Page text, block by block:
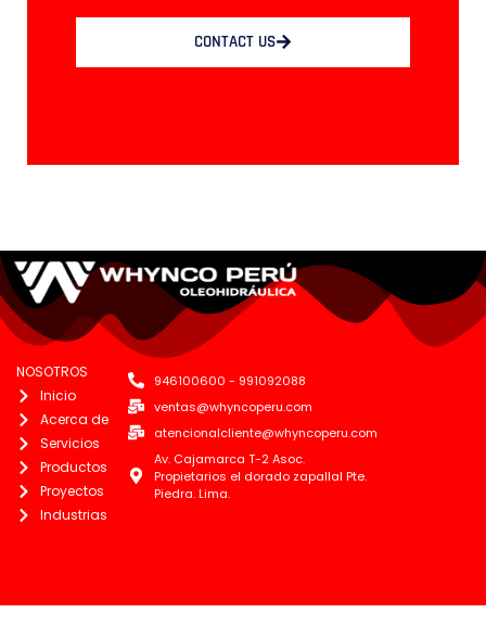
CONTACT US
946100600 - 991092088
ventas@whyncoperu.com
atencionalcliente@whyncoperu.com
Av. Cajamarca T-2 Asoc.
Propietarios el dorado zapallal Pte.
Piedra. Lima.
NOSOTROS
Inicio
Acerca de
Servicios
Productos
Proyectos
Industrias